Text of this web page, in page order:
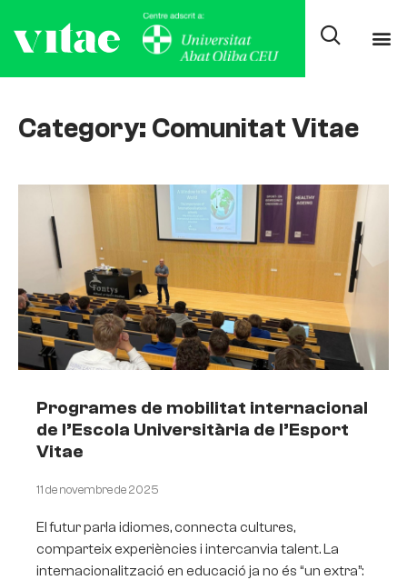
Category: Comunitat Vitae
Programes de mobilitat internacional
de l’Escola Universitària de l’Esport
Vitae
11 de novembre de 2025
El futur parla idiomes, connecta cultures,
comparteix experiències i intercanvia talent. La
internacionalització en educació ja no és “un extra”: